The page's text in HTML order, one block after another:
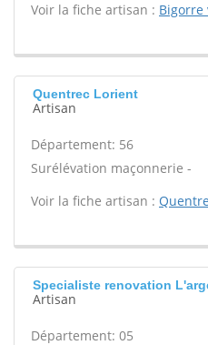
Voir la fiche artisan : Bigorre
Quentrec Lorient
Artisan
Département: 56
Surélévation maçonnerie -
Voir la fiche artisan :
Specialiste renovation
Artisan
Département: 05